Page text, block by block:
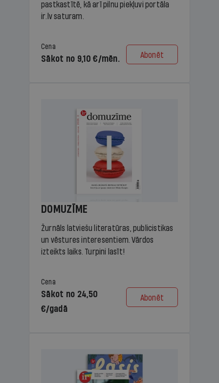
pastkastītē, kā arī pilnu piekļuvi portāla
ir.lv saturam.
Cena
Sākot no 9,10 €/mēn. Abonēt
DOMUZĪME
Žurnāls latviešu literatūras, publicistikas
un vēstures interesentiem. Vārdos
izteikts laiks. Turpini lasīt!
Cena
Sākot no 24,50
€/gadā
Abonēt